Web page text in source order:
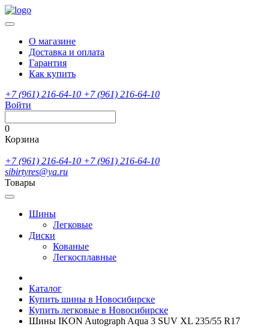
О магазине
Доставка и оплата
Гарантия
Как купить
+7 (961) 216-64-10 +7 (961) 216-64-10
Войти
0
Корзина
+7 (961) 216-64-10 +7 (961) 216-64-10
sibirtyres@ya.ru
Товары
Шины
Легковые
Диски
Кованые
Легкосплавные
Каталог
Купить шины в Новосибирске
Купить легковые в Новосибирске
Шины IKON Autograph Aqua 3 SUV XL 235/55 R17